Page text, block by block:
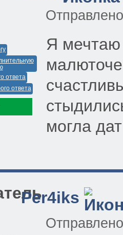
Я мечтаю
могла
Per4iks